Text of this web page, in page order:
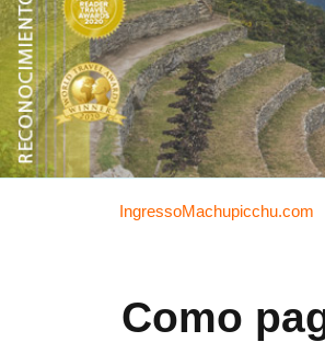
IngressoMachupicchu.com
Como